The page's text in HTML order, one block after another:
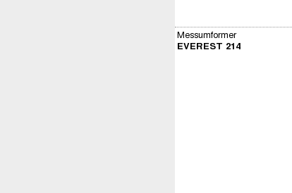
Messumformer
EVEREST 214